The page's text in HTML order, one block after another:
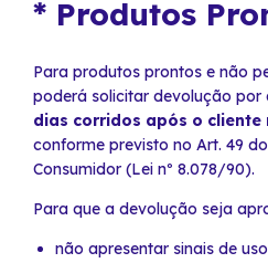
* Produtos
Para produtos prontos e não
poderá solicitar devolução por
dias corridos após o cliente
conforme previsto no Art. 49
Consumidor (Lei nº 8.078/90).
Para que a devolução seja
não apresentar sinais de